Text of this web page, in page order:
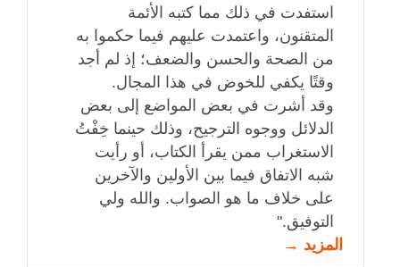
استفدت في ذلك مما كتبه الأئمة
المتقنون، واعتمدت عليهم فيما حكموا به
من الصحة والحسن والضعف؛ إذ لم أجد
وقتًا يكفي للخوض في هذا المجال‏.‏
وقد أشرت في بعض المواضع إلى بعض
الدلائل ووجوه الترجيح، وذلك حينما خِفْتُ
الاستغراب ممن يقرأ الكتاب، أو رأيت
شبه الاتفاق فيما بين الأولين والآخرين
على خلاف ما هو الصواب‏.‏ والله ولي
التوفيق‏.‏"
المزيد →